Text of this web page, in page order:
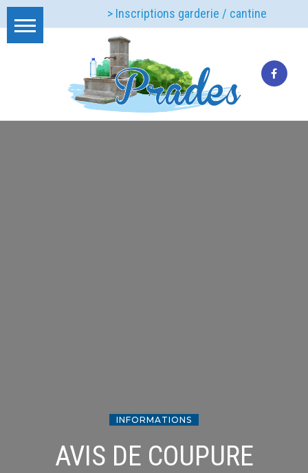
> Inscriptions garderie / cantine
INFORMATIONS
AVIS DE COUPURE